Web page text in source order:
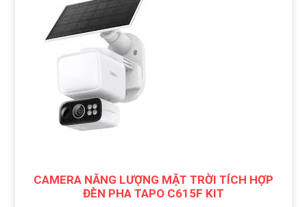
CAMERA NĂNG LƯỢNG MẶT TRỜI TÍCH HỢP
ĐÈN PHA TAPO C615F KIT